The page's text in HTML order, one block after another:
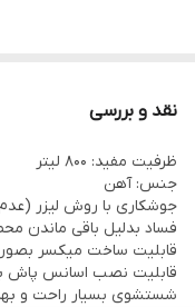
نقد و بررسی
ظرفیت مفید: 800 لیتر
جنس: آهن
جوشکاری با روش لیزر
فساد بدلیل باقی ماندن
قابلیت ساخت میکسر
قابلیت نصب اسانس پاش
شستشوی بسیار راحت و